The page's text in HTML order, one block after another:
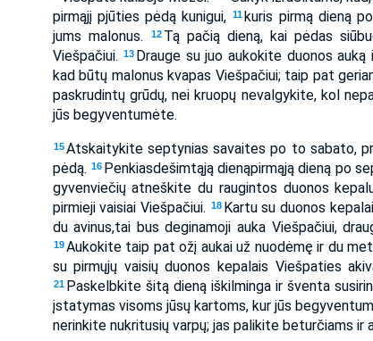
pirmąjį pjūties pėdą kunigui,
11kuris pirmą dieną
jums malonus.
12 Tą pačią dieną, kai pėdas
Viešpačiui. 13 Drauge su juo aukokite duonos
kad būtų malonus kvapas Viešpačiui; taip pat
paskrudintų grūdų, nei kruopų nevalgykite, kol
jūs begyventumėte.
15 Atskaitykite septynias savaites po to sabato,
pėdą. 16 Penkiasdešimtąją dieną­pirmąją dieną po
gyvenviečių atneškite du raugintos duonos
pirmieji vaisiai Viešpačiui. 18 Kartu su duonos
du avinus,­tai bus deginamoji auka Viešpačiui,
19 Aukokite taip pat ožį aukai už nuodėmę ir du
su pirmųjų vaisių duonos kepalais Viešpaties
21 Paskelbkite šitą dieną iškilminga ir šventa
įstatymas visoms jūsų kartoms, kur jūs
nerinkite nukritusių varpų; jas palikite beturčiams ir